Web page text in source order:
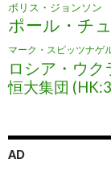
ボリス・ジョンソン
ポール・チ
マーク・スピッツナゲ
ロシア・ウク
恒大集団
AD